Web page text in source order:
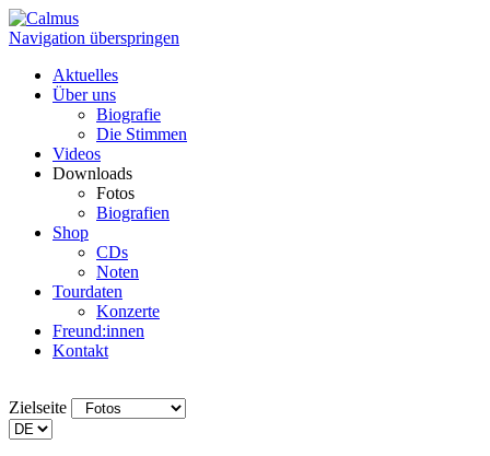
Navigation überspringen
Aktuelles
Über uns
Biografie
Die Stimmen
Videos
Downloads
Fotos
Biografien
Shop
CDs
Noten
Tourdaten
Konzerte
Freund:innen
Kontakt
Zielseite